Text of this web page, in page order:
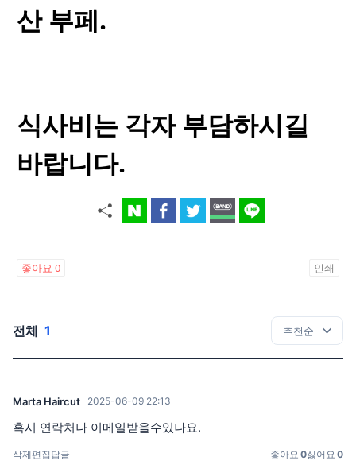
산 부페.
식사비는 각자 부담하시길
바랍니다.
좋아요 0 인쇄
전체 1
Marta Haircut 2025-06-09 22:13
혹시 연락처나 이메일받을수있나요.
삭제편집 답글 좋아요 0싫어요 0